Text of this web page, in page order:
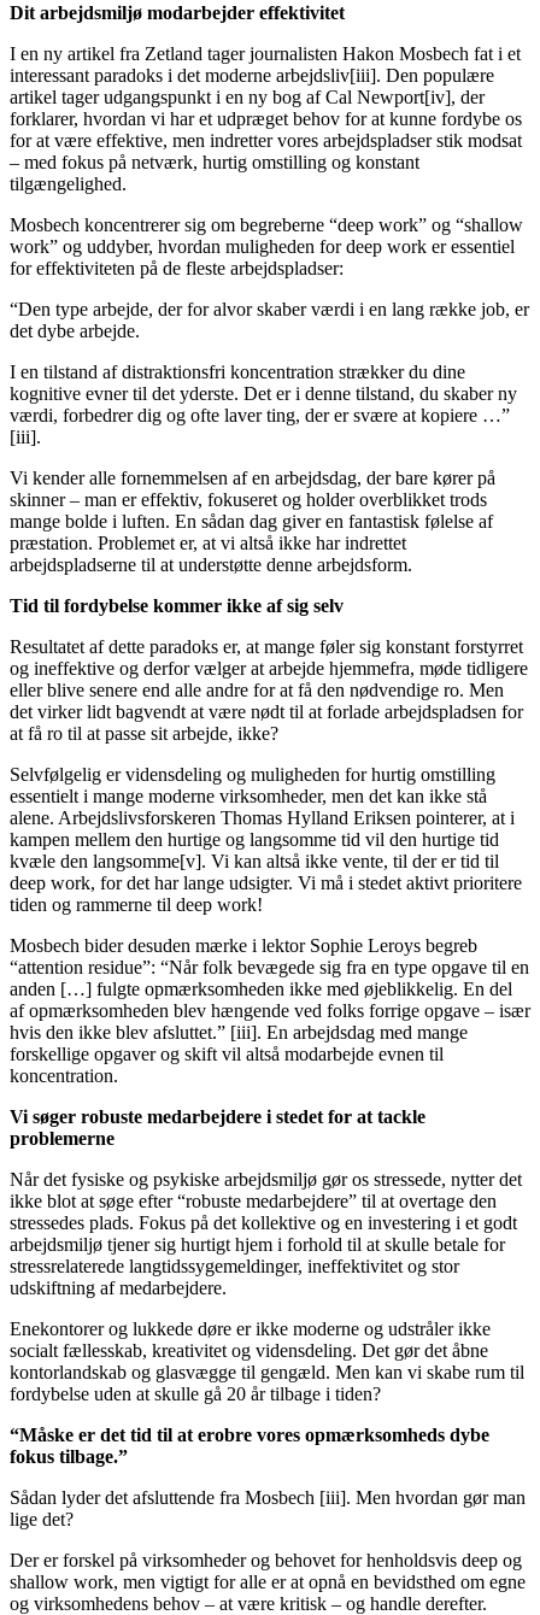
Dit arbejdsmiljø modarbejder effektivitet
I en ny artikel fra Zetland tager journalisten Hakon Mosbech fat i et
interessant paradoks i det moderne arbejdsliv[iii]. Den populære
artikel tager udgangspunkt i en ny bog af Cal Newport[iv], der
forklarer, hvordan vi har et udpræget behov for at kunne fordybe os
for at være effektive, men indretter vores arbejdspladser stik modsat
– med fokus på netværk, hurtig omstilling og konstant
tilgængelighed.
Mosbech koncentrerer sig om begreberne “deep work” og “shallow
work” og uddyber, hvordan muligheden for deep work er essentiel
for effektiviteten på de fleste arbejdspladser:
“Den type arbejde, der for alvor skaber værdi i en lang række job, er
det dybe arbejde.
I en tilstand af distraktionsfri koncentration strækker du dine
kognitive evner til det yderste. Det er i denne tilstand, du skaber ny
værdi, forbedrer dig og ofte laver ting, der er svære at kopiere …”
[iii].
Vi kender alle fornemmelsen af en arbejdsdag, der bare kører på
skinner – man er effektiv, fokuseret og holder overblikket trods
mange bolde i luften. En sådan dag giver en fantastisk følelse af
præstation. Problemet er, at vi altså ikke har indrettet
arbejdspladserne til at understøtte denne arbejdsform.
Tid til fordybelse kommer ikke af sig selv
Resultatet af dette paradoks er, at mange føler sig konstant forstyrret
og ineffektive og derfor vælger at arbejde hjemmefra, møde tidligere
eller blive senere end alle andre for at få den nødvendige ro. Men
det virker lidt bagvendt at være nødt til at forlade arbejdspladsen for
at få ro til at passe sit arbejde, ikke?
Selvfølgelig er vidensdeling og muligheden for hurtig omstilling
essentielt i mange moderne virksomheder, men det kan ikke stå
alene. Arbejdslivsforskeren Thomas Hylland Eriksen pointerer, at i
kampen mellem den hurtige og langsomme tid vil den hurtige tid
kvæle den langsomme[v]. Vi kan altså ikke vente, til der er tid til
deep work, for det har lange udsigter. Vi må i stedet aktivt prioritere
tiden og rammerne til deep work!
Mosbech bider desuden mærke i lektor Sophie Leroys begreb
“attention residue”: “Når folk bevægede sig fra en type opgave til en
anden […] fulgte opmærksomheden ikke med øjeblikkelig. En del
af opmærksomheden blev hængende ved folks forrige opgave – især
hvis den ikke blev afsluttet.” [iii]. En arbejdsdag med mange
forskellige opgaver og skift vil altså modarbejde evnen til
koncentration.
Vi søger robuste medarbejdere i stedet for at tackle
problemerne
Når det fysiske og psykiske arbejdsmiljø gør os stressede, nytter det
ikke blot at søge efter “robuste medarbejdere” til at overtage den
stressedes plads. Fokus på det kollektive og en investering i et godt
arbejdsmiljø tjener sig hurtigt hjem i forhold til at skulle betale for
stressrelaterede langtidssygemeldinger, ineffektivitet og stor
udskiftning af medarbejdere.
Enekontorer og lukkede døre er ikke moderne og udstråler ikke
socialt fællesskab, kreativitet og vidensdeling. Det gør det åbne
kontorlandskab og glasvægge til gengæld. Men kan vi skabe rum til
fordybelse uden at skulle gå 20 år tilbage i tiden?
“Måske er det tid til at erobre vores opmærksomheds dybe
fokus tilbage.”
Sådan lyder det afsluttende fra Mosbech [iii]. Men hvordan gør man
lige det?
Der er forskel på virksomheder og behovet for henholdsvis deep og
shallow work, men vigtigt for alle er at opnå en bevidsthed om egne
og virksomhedens behov – at være kritisk – og handle derefter.